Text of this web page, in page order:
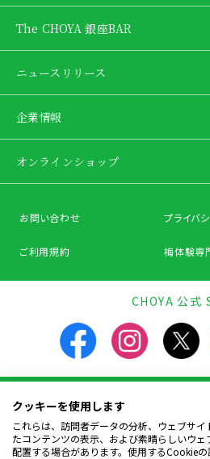
The CHOYA 銀座BAR
ニュースリリース
企業情報
オンラインショップ
お問い合わせ プライバ
ご利用規約 梅体験専
CHOYA 公式
飲酒は20歳になってから。飲酒運転は
お酒は楽しく適量を。飲んだあ
妊娠中や授乳期の飲酒は、胎
悪影響を与えるおそれが
クッキーを使用します
これらは、訪問者データの分析、ウェブサ
たコンテンツの表示、および素晴らしいウ
配置する場合があります。使用するCookie